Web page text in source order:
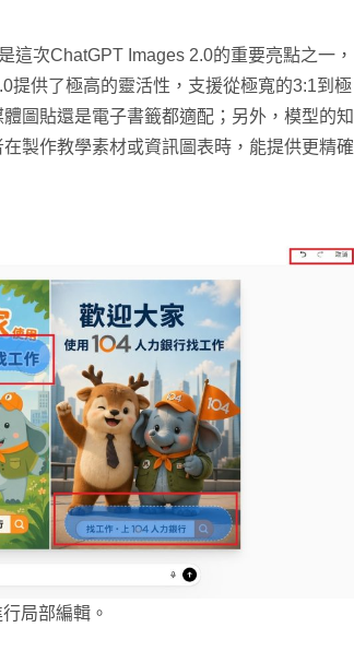
這次ChatGPT Images 2.0的重要亮點之一，
提供了極高的靈活性，支援從極寬的3:1到極
圖貼還是電子書籤都適配；另外，模型的知
製作教學素材或資訊圖表時，能提供更精確
局部編輯。